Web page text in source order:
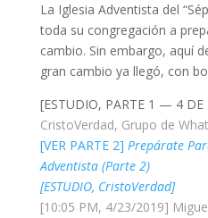
La Iglesia Adventista del
toda su congregación a
cambio. Sin embargo, aquí
gran cambio ya llegó, con
[ESTUDIO, PARTE 1 — 4 DE
CristoVerdad, Grupo de
[VER PARTE 2] Prepárate
Adventista (Parte 2)
[ESTUDIO, CristoVerdad]
[10:05 PM, 4/23/2019]